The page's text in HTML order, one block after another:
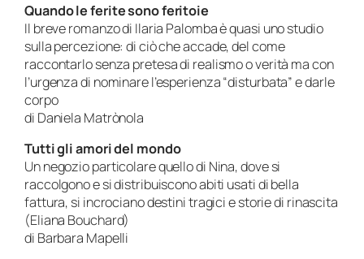
Quando le ferite sono feritoie
Il breve romanzo di Ilaria Palomba è quasi uno studio
sulla percezione: di ciò che accade, del come
raccontarlo senza pretesa di realismo o verità ma con
l’urgenza di nominare l’esperienza “disturbata” e darle
corpo
di Daniela Matrònola
Tutti gli amori del mondo
Un negozio particolare quello di Nina, dove si
raccolgono e si distribuiscono abiti usati di bella
fattura, si incrociano destini tragici e storie di rinascita
(Eliana Bouchard)
di Barbara Mapelli